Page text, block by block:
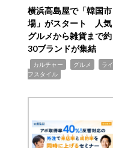
横浜高島屋で「韓国市
場」がスタート 人気
グルメから雑貨まで約
30ブランドが集結
カルチャー グルメ
ライ
フスタイル